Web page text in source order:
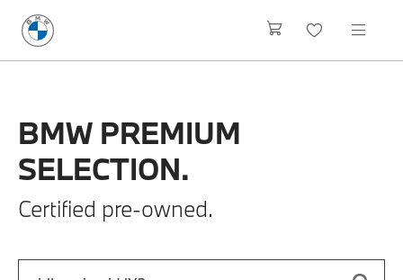
BMW PREMIUM
SELECTION.
Certified pre-owned.
Zoek naar een automodel, bijvoorbeeld 3 Serie M-Sport